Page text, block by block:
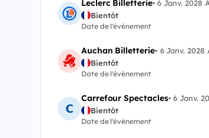
Leclerc Billetterie•6 Janv. 2028
Bientôt
Date de l'évènement
Auchan Billetterie• 6 Janv. 2028
Bientôt
Date de l'évènement
Carrefour Spectacles•6 Janv.
Bientôt
Date de l'évènement